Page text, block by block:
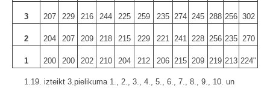
3 207 229 216 244 225 259 235 274 245 288 256 302
2 204 207 209 218 215 229 221 241 228 256 235 270
1 200 200 202 210 204 212 206 215 209 219 213 224"
1.19. izteikt 3.pielikuma 1., 2., 3., 4., 5., 6., 7., 8., 9., 10. un